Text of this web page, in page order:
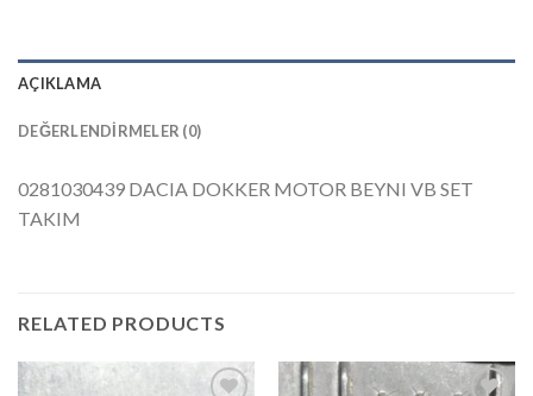
AÇIKLAMA
DEĞERLENDIRMELER (0)
0281030439 DACIA DOKKER MOTOR BEYNI VB SET
TAKIM
RELATED PRODUCTS